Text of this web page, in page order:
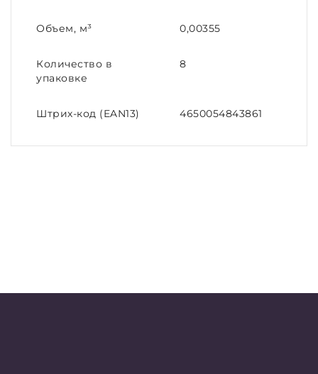
Объем, м³ 0,00355
Количество в
упаковке
8
Штрих-код (EAN13) 4650054843861